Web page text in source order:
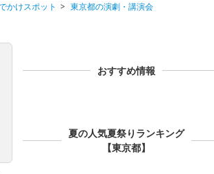
かけスポット
東京都の演劇・講演会
おすすめ情報
夏の人気夏祭りランキング
【東京都】